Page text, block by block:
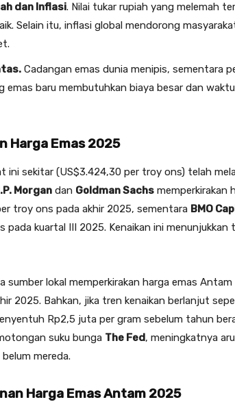
dan Inflasi. Nilai tukar rupiah yang melemah
Selain itu, inflasi global mendorong
Cadangan emas dunia menipis, sementara
emas baru membutuhkan biaya besar dan
Harga Emas 2025
ini sekitar (US$3.424,30 per troy ons) telah
Morgan dan Goldman Sachs memperkirakan
troy ons pada akhir 2025, sementara BMO
pada kuartal III 2025. Kenaikan ini
sumber lokal memperkirakan harga emas
2025. Bahkan, jika tren kenaikan berlanjut
Rp2,5 juta per gram sebelum tahun
suku bunga The Fed, meningkatnya
mereda.
Harga Emas Antam 2025